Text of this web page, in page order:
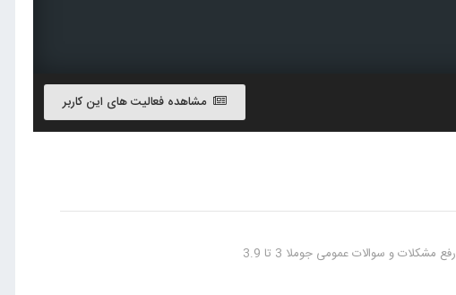
مشاهده فعالیت های این کاربر
رفع مشکلات و سوالات عمومی جوملا 3 تا 3.9